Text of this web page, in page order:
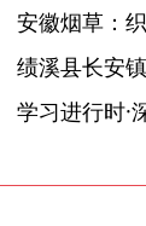
安徽烟草：